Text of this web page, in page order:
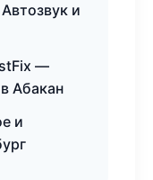
и
—
Абакан
и